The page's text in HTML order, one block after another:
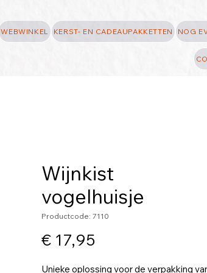
WEBWINKEL KERST- EN CADEAUPAKKETTEN NOG
Wijnkist
vogelhuisje
Productcode: 7110
€ 17,95
Unieke oplossing voor de verpakking